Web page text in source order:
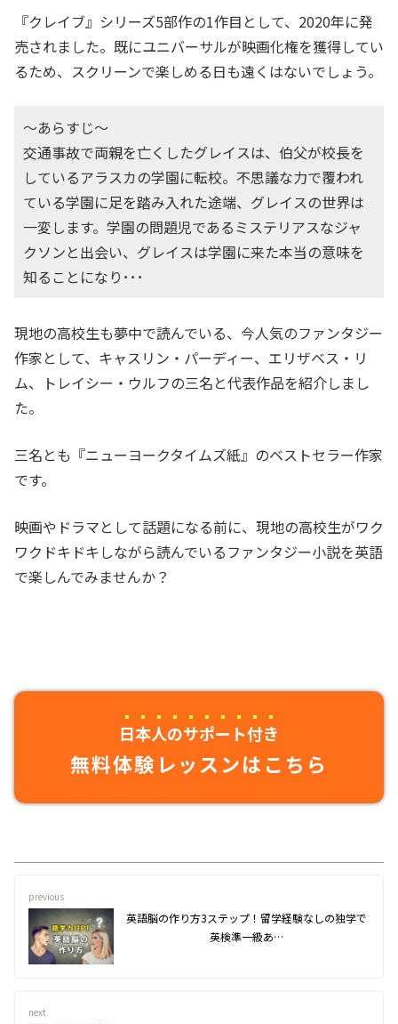
『クレイブ』シリーズ5部作の1作目として、2020年に発
売されました。既にユニバーサルが映画化権を獲得してい
るため、スクリーンで楽しめる日も遠くはないでしょう。
〜あらすじ〜
交通事故で両親を亡くしたグレイスは、伯父が校長を
しているアラスカの学園に転校。不思議な力で覆われ
ている学園に足を踏み入れた途端、グレイスの世界は
一変します。学園の問題児であるミステリアスなジャ
クソンと出会い、グレイスは学園に来た本当の意味を
知ることになり･･･
現地の高校生も夢中で読んでいる、今人気のファンタジー
作家として、キャスリン・パーディー、エリザベス・リ
ム、トレイシー・ウルフの三名と代表作品を紹介しまし
た。
三名とも『ニューヨークタイムズ紙』のベストセラー作家
です。
映画やドラマとして話題になる前に、現地の高校生がワク
ワクドキドキしながら読んでいるファンタジー小説を英語
で楽しんでみませんか？
日本人のサポート付き
無料体験レッスンはこちら
previous
英語脳の作り方3ステップ！留学経験なしの独学で
英検準一級あ…
next